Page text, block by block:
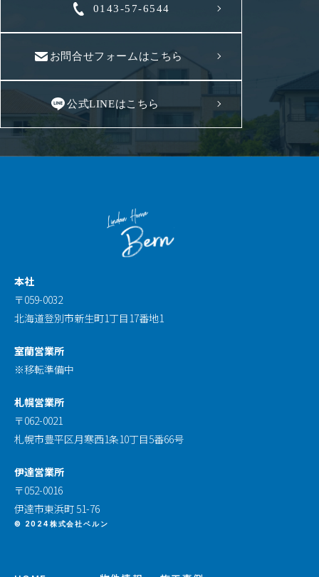
0143-57-6544
お問合せフォームはこちら
公式LINEはこちら
本社
〒059-0032
北海道登別市新生町1丁目17番地1
室蘭営業所
※移転準備中
札幌営業所
〒062-0021
札幌市豊平区月寒西1条10丁目5番66号
伊達営業所
〒052-0016
伊達市東浜町 51-76
© 2024株式会社ベルン